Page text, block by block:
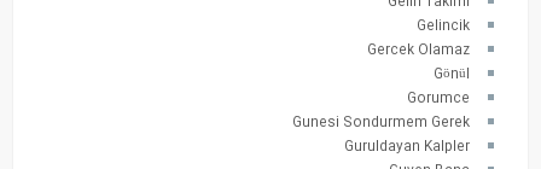
Gelincik
Gercek Olamaz
Gönül
Gorumce
Gunesi Sondurmem Gerek
Guruldayan Kalpler